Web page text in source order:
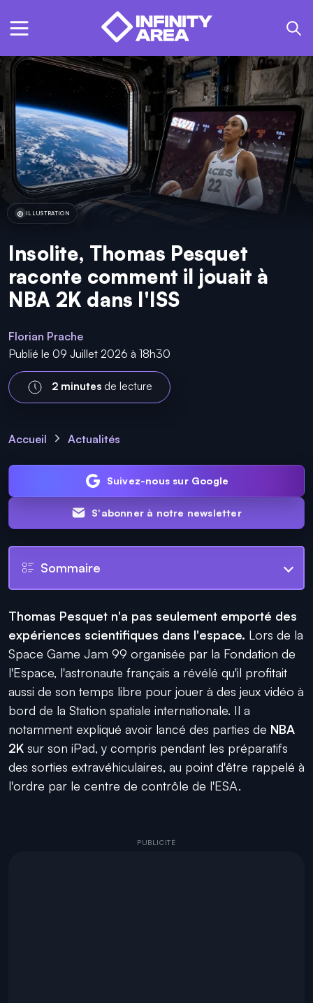
ILLUSTRATION
Insolite, Thomas Pesquet
raconte comment il jouait à
NBA 2K dans l'ISS
Florian Prache
Publié le 09 Juillet 2026 à 18h30
2 minutes de lecture
Accueil Actualités
Suivez-nous sur Google
S'abonner à notre newsletter
Sommaire
Thomas Pesquet n'a pas seulement emporté des
expériences scientifiques dans l'espace. Lors de la
Space Game Jam 99 organisée par la Fondation de
l'Espace, l'astronaute français a révélé qu'il profitait
aussi de son temps libre pour jouer à des jeux vidéo à
bord de la Station spatiale internationale. Il a
notamment expliqué avoir lancé des parties de NBA
2K sur son iPad, y compris pendant les préparatifs
des sorties extravéhiculaires, au point d'être rappelé à
l'ordre par le centre de contrôle de l'ESA.